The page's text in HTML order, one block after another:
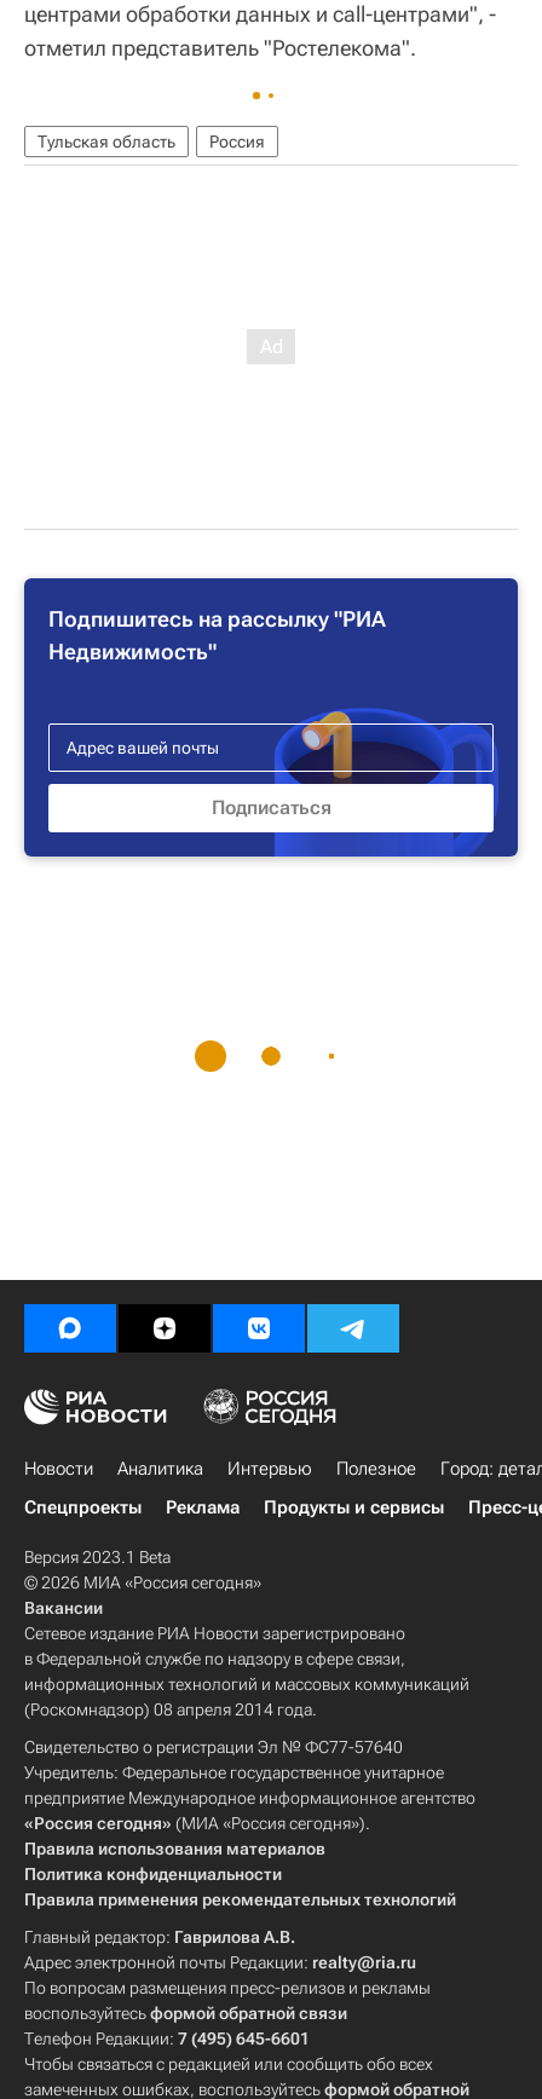
центрами обработки данных и call-центрами", -
отметил представитель "Ростелекома".
Тульская область Россия
Подпишитесь на рассылку "РИА
Недвижимость"
Новости Аналитика Интервью Полезное
Город:
Спецпроекты
Реклама Продукты и сервисы Пресс-
Версия 2023.1 Beta
© 2026 МИА «Россия сегодня»
Вакансии
Сетевое издание РИА Новости зарегистрировано
в Федеральной службе по надзору в сфере связи,
информационных технологий и массовых коммуникаций
(Роскомнадзор) 08 апреля 2014 года.
Свидетельство о регистрации Эл № ФС77-57640
Учредитель: Федеральное государственное унитарное
предприятие Международное информационное агентство
«Россия сегодня» (МИА «Россия сегодня»).
Правила использования материалов
Политика конфиденциальности
Правила применения рекомендательных технологий
Главный редактор: Гаврилова А.В.
Адрес электронной почты Редакции: realty@ria.ru
По вопросам размещения пресс-релизов и рекламы
воспользуйтесьформой обратной связи
Телефон Редакции: 7 (495) 645-6601
Чтобы связаться с редакцией или сообщить обо всех
замеченных ошибках, воспользуйтесьформой обратной